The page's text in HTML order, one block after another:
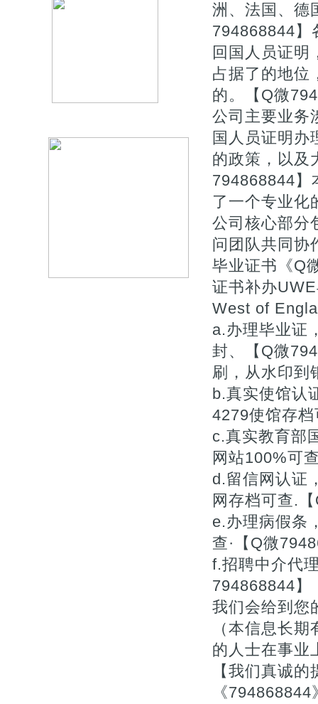
洲、法国、德
794868844】
回国人员证明
占据了的地位
的。【Q微
公司主要业务
国人员证明办
的政策，以及
794868844】
了一个专业化
公司核心部分
问团队共同协
毕业证书《Q
证书补办
West of
a.办理毕业证
封、【Q微
刷，从水印到
b.真实使馆认
4279使馆存
c.真实教育部
网站100%可
d.留信网认证
网存档可查.
e.办理病假条
查·【Q微
f.招聘中介代
794868844】
我们会给到您
（本信息长
的人士在事业
【我们真诚
《